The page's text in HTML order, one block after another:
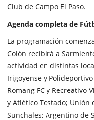
Club de Campo El Paso.
Agenda completa de
La programación
Colón recibirá a
actividad en distintas
Irigoyense y
Romang FC y Recreativo
y Atlético Tostado; Unión
Sunchales; Argentino de